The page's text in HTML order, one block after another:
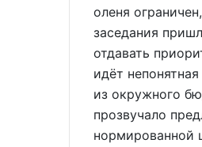
оленя
заседания
отдавать
идёт
из окружного
прозвучало
нормированной